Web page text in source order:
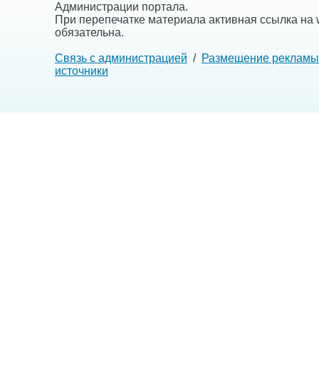
Администрации портала.
При перепечатке материала активная ссылка на
обязательна.
Связь с администрацией / Размещение рекламы
источники